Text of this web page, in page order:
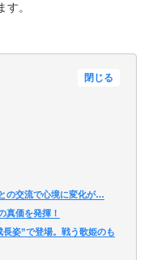
。
閉じる
の交流で心境に変化が…
真価を発揮！
長姿”で登場。戦う歌姫のも